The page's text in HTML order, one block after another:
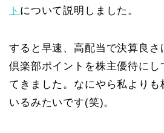
ト について説明しました。
すると早速、高配当で決算良さ
倶楽部ポイントを株主優待にし
てきました。なにやら私よりも
いるみたいです(笑)。